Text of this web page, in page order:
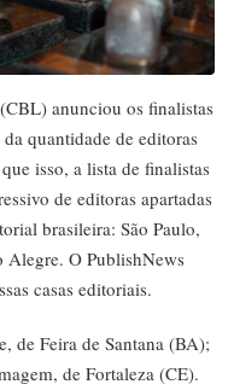
anunciou os finalistas
quantidade de editoras
isso, a lista de finalistas
de editoras apartadas
brasileira: São Paulo,
Alegre. O PublishNews
casas editoriais.
de Feira de Santana (BA);
de Fortaleza (CE).